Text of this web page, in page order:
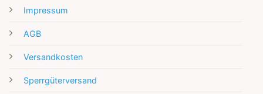
Impressum
AGB
Versandkosten
Sperrgüterversand